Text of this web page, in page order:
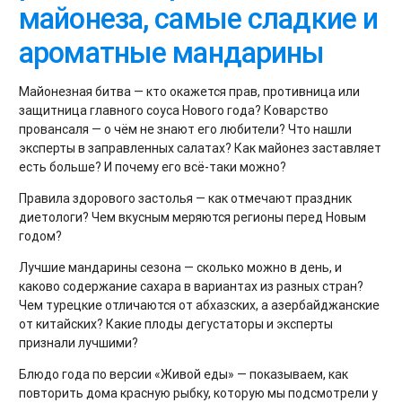
майонеза, самые сладкие и
ароматные мандарины
Майонезная битва — кто окажется прав, противница или
защитница главного соуса Нового года? Коварство
провансаля — о чём не знают его любители? Что нашли
эксперты в заправленных салатах? Как майонез заставляет
есть больше? И почему его всё-таки можно?
Правила здорового застолья — как отмечают праздник
диетологи? Чем вкусным меряются регионы перед Новым
годом?
Лучшие мандарины сезона — сколько можно в день, и
каково содержание сахара в вариантах из разных стран?
Чем турецкие отличаются от абхазских, а азербайджанские
от китайских? Какие плоды дегустаторы и эксперты
признали лучшими?
Блюдо года по версии «Живой еды» — показываем, как
повторить дома красную рыбку, которую мы подсмотрели у